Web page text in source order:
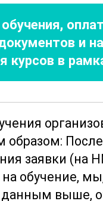
труда.
направленные
здоровья
реальные
лучше
охватывает
и
курсов в
После
заявки (на
на обучение,
выше,